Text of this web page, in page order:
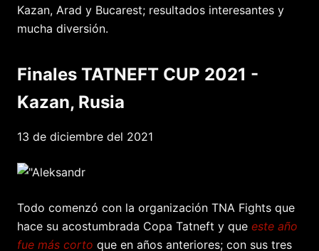
Kazan, Arad y Bucarest; resultados interesantes y
mucha diversión.
Finales TATNEFT CUP 2021 -
Kazan, Rusia
13 de diciembre del 2021
Todo comenzó con la organización TNA Fights que
hace su acostumbrada Copa Tatneft y que este año
fue más corto que en años anteriores; con sus tres